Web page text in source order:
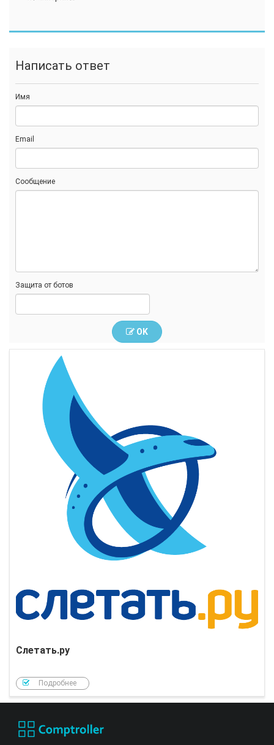
Написать ответ
Имя
Email
Сообщение
Защита от ботов
OK
Слетать.ру
Подробнее